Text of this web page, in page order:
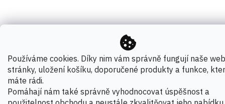
Používáme cookies. Díky nim vám správně fungují naše
stránky, uložení košíku, doporučené produkty a funkce,
máte rádi.
Pomáhají nám také správně vyhodnocovat úspěšnost a